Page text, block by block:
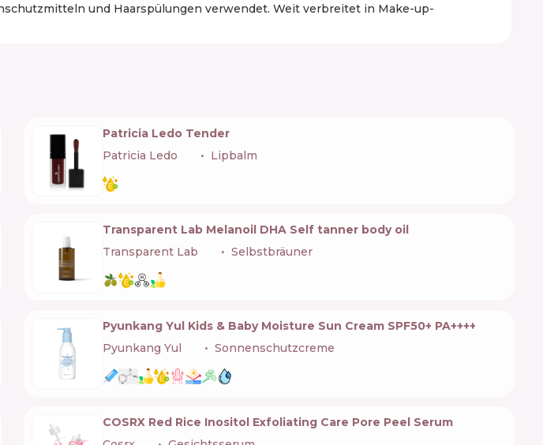
und Haarspülungen verwendet. Weit verbreitet in Make-up-
Patricia Ledo Tender
Patricia Ledo
Lipbalm
Transparent Lab Melanoil DHA Self tanner body oil
Transparent Lab
Selbstbräuner
Pyunkang Yul Kids & Baby Moisture Sun Cream SPF50+ PA++++
Pyunkang Yul
Sonnenschutzcreme
COSRX Red Rice Inositol Exfoliating Care Pore Peel Serum